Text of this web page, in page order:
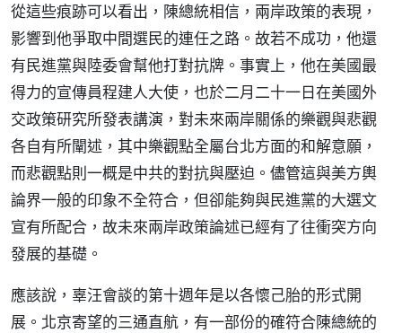
從這些痕跡可以看出，陳總統相信，兩岸政策的表現，
影響到他爭取中間選民的連任之路。故若不成功，他還
有民進黨與陸委會幫他打對抗牌。事實上，他在美國最
得力的宣傳員程建人大使，也於二月二十一日在美國外
交政策研究所發表講演，對未來兩岸關係的樂觀與悲觀
各自有所闡述，其中樂觀點全屬台北方面的和解意願，
而悲觀點則一概是中共的對抗與壓迫。儘管這與美方輿
論界一般的印象不全符合，但卻能夠與民進黨的大選文
宣有所配合，故未來兩岸政策論述已經有了往衝突方向
發展的基礎。
應該說，辜汪會談的第十週年是以各懷己胎的形式開
展。北京寄望的三通直航，有一部份的確符合陳總統的